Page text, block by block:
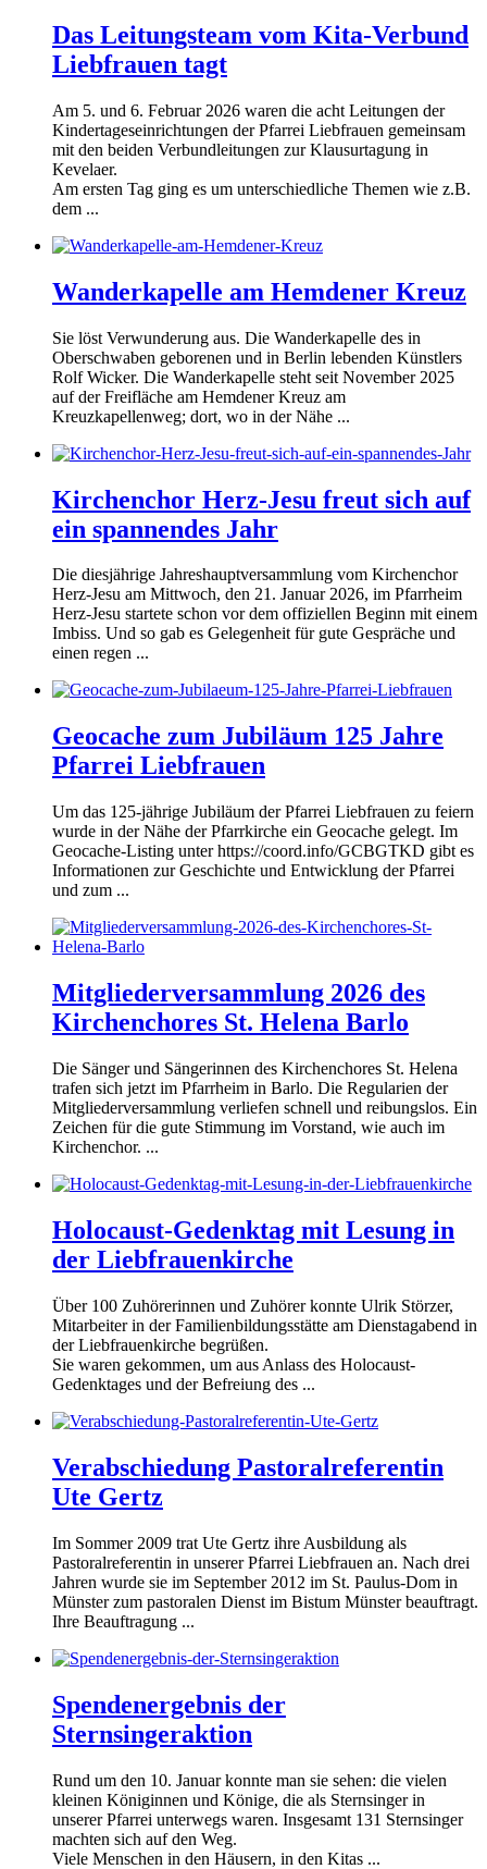
Das Leitungsteam vom Kita-Verbund
Liebfrauen tagt
Am 5. und 6. Februar 2026 waren die acht Leitungen der
Kindertageseinrichtungen der Pfarrei Liebfrauen gemeinsam
mit den beiden Verbundleitungen zur Klausurtagung in
Kevelaer.
Am ersten Tag ging es um unterschiedliche Themen wie z.B.
dem ...
Wanderkapelle am Hemdener Kreuz
Sie löst Verwunderung aus. Die Wanderkapelle des in
Oberschwaben geborenen und in Berlin lebenden Künstlers
Rolf Wicker. Die Wanderkapelle steht seit November 2025
auf der Freifläche am Hemdener Kreuz am
Kreuzkapellenweg; dort, wo in der Nähe ...
Kirchenchor Herz-Jesu freut sich auf
ein spannendes Jahr
Die diesjährige Jahreshauptversammlung vom Kirchenchor
Herz-Jesu am Mittwoch, den 21. Januar 2026, im Pfarrheim
Herz-Jesu startete schon vor dem offiziellen Beginn mit einem
Imbiss. Und so gab es Gelegenheit für gute Gespräche und
einen regen ...
Geocache zum Jubiläum 125 Jahre
Pfarrei Liebfrauen
Um das 125-jährige Jubiläum der Pfarrei Liebfrauen zu feiern
wurde in der Nähe der Pfarrkirche ein Geocache gelegt. Im
Geocache-Listing unter https://coord.info/GCBGTKD gibt es
Informationen zur Geschichte und Entwicklung der Pfarrei
und zum ...
Mitgliederversammlung 2026 des
Kirchenchores St. Helena Barlo
Die Sänger und Sängerinnen des Kirchenchores St. Helena
trafen sich jetzt im Pfarrheim in Barlo. Die Regularien der
Mitgliederversammlung verliefen schnell und reibungslos. Ein
Zeichen für die gute Stimmung im Vorstand, wie auch im
Kirchenchor. ...
Holocaust-Gedenktag mit Lesung in
der Liebfrauenkirche
Über 100 Zuhörerinnen und Zuhörer konnte Ulrik Störzer,
Mitarbeiter in der Familienbildungsstätte am Dienstagabend in
der Liebfrauenkirche begrüßen.
Sie waren gekommen, um aus Anlass des Holocaust-
Gedenktages und der Befreiung des ...
Verabschiedung Pastoralreferentin
Ute Gertz
Im Sommer 2009 trat Ute Gertz ihre Ausbildung als
Pastoralreferentin in unserer Pfarrei Liebfrauen an. Nach drei
Jahren wurde sie im September 2012 im St. Paulus-Dom in
Münster zum pastoralen Dienst im Bistum Münster beauftragt.
Ihre Beauftragung ...
Spendenergebnis der
Sternsingeraktion
Rund um den 10. Januar konnte man sie sehen: die vielen
kleinen Königinnen und Könige, die als Sternsinger in
unserer Pfarrei unterwegs waren. Insgesamt 131 Sternsinger
machten sich auf den Weg.
Viele Menschen in den Häusern, in den Kitas ...